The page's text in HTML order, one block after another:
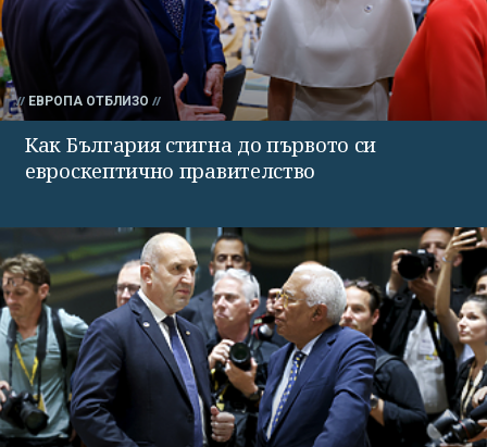
ЕВРОПА ОТБЛИЗО
Как България стигна до първото си
евроскептично правителство